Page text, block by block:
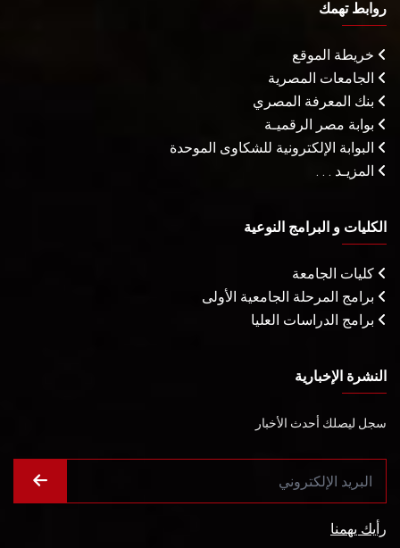
روابط تهمك
خريطة الموقع
الجامعات المصرية
بنك المعرفة المصري
بوابة مصر الرقميـة
البوابة الإلكترونية للشكاوى الموحدة
المزيـد . . .
الكليات و البرامج النوعية
كليات الجامعة
برامج المرحلة الجامعية الأولى
برامج الدراسات العليا
النشرة الإخبارية
سجل ليصلك أحدث الأخبار
رأيك يهمنا